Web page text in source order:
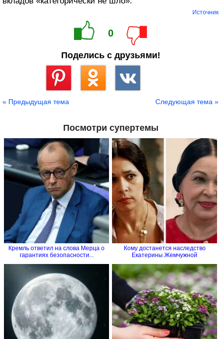
Источник
0
Поделись с друзьями!
« Предыдущая тема Следующая тема »
Посмотри супертемы
Кремль ответил на слова Мерца о
гарантиях безопасности...
Кому достанется наследство
Екатерины Жемчужной